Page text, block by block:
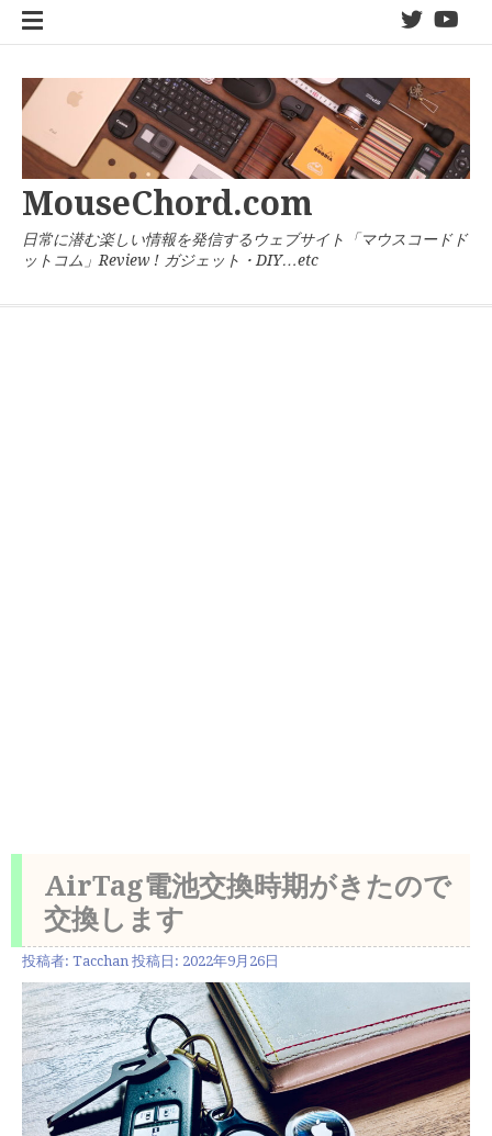
twitter
MouseChord.com
日常に潜む楽しい情報を発信するウェブサイト「マウスコードド
ットコム」Review ! ガジェット・DIY…etc
AirTag電池交換時期がきたので
交換します
投稿者: Tacchan 投稿日: 2022年9月26日